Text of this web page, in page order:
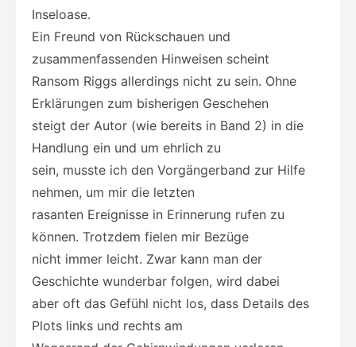
Inseloase.
Ein Freund von Rückschauen und
zusammenfassenden Hinweisen scheint
Ransom Riggs allerdings nicht zu sein. Ohne
Erklärungen zum bisherigen Geschehen
steigt der Autor (wie bereits in Band 2) in die
Handlung ein und um ehrlich zu
sein, musste ich den Vorgängerband zur Hilfe
nehmen, um mir die letzten
rasanten Ereignisse in Erinnerung rufen zu
können. Trotzdem fielen mir Bezüge
nicht immer leicht. Zwar kann man der
Geschichte wunderbar folgen, wird dabei
aber oft das Gefühl nicht los, dass Details des
Plots links und rechts am